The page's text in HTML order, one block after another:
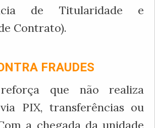
de Titularidade e
Contrato).
FRAUDES
que não realiza
PIX, transferências ou
a chegada da unidade